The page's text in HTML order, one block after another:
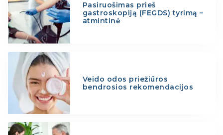
Pasiruošimas prieš
gastroskopiją (FEGDS) tyrimą –
atmintinė
Veido odos priežiūros
bendrosios rekomendacijos